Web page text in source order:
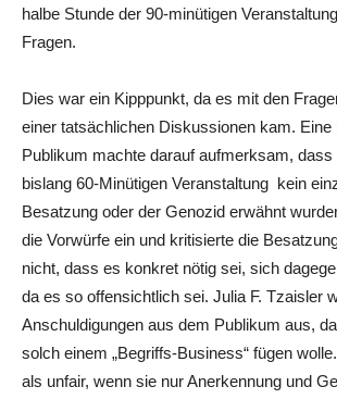
halbe Stunde der 90-minütigen
Fragen.
Dies war ein Kipppunkt, da es mit den
einer tatsächlichen Diskussionen kam. Eine
Publikum machte darauf aufmerksam, dass
bislang 60-Minütigen Veranstaltung kein
Besatzung oder der Genozid erwähnt
die Vorwürfe ein und kritisierte die
nicht, dass es konkret nötig sei, sich
da es so offensichtlich sei. Julia F. Tzaisler
Anschuldigungen aus dem Publikum aus,
solch einem „Begriffs-Business“ fügen
als unfair, wenn sie nur Anerkennung und